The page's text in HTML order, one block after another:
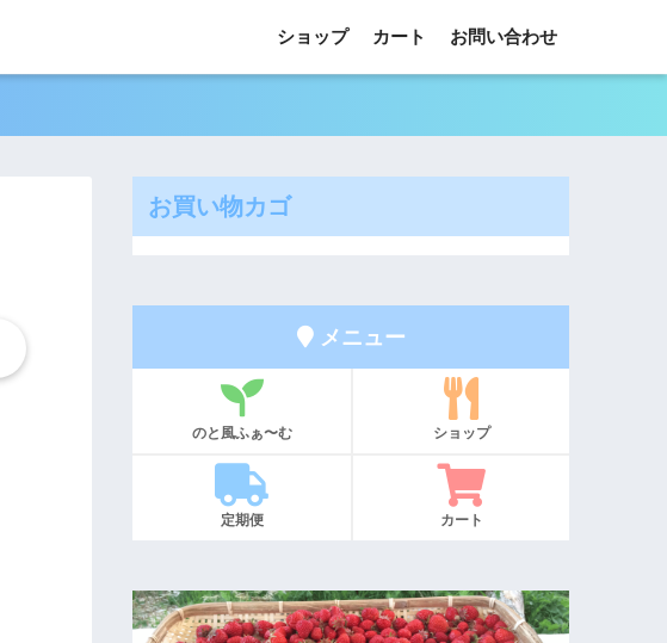
ショップ カート お問い合わせ
お買い物カゴ
メニュー
のと風ふぁ〜む ショップ
定期便 カート